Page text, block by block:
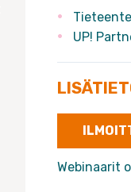
UP!
Webinaarit